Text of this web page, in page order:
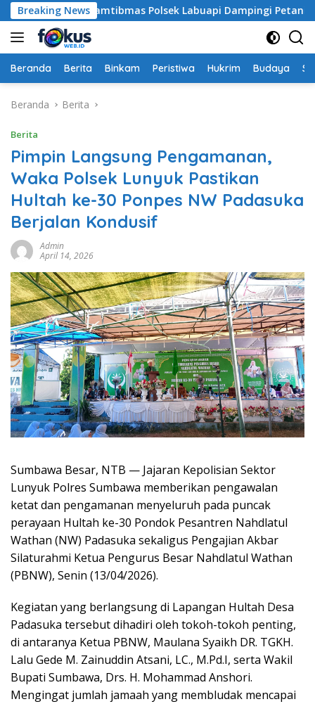
Langsung
ke
konten
Breaking News
Bhabinkamtibmas Polsek Labuapi Dampingi Petani Kuranji
Beranda Berita Binkam Peristiwa Hukrim Budaya
Beranda Berita
Berita
Pimpin Langsung Pengamanan,
Waka Polsek Lunyuk Pastikan
Hultah ke-30 Ponpes NW Padasuka
Berjalan Kondusif
Admin
April 14, 2026
Sumbawa Besar, NTB — Jajaran Kepolisian Sektor
Lunyuk Polres Sumbawa memberikan pengawalan
ketat dan pengamanan menyeluruh pada puncak
perayaan Hultah ke-30 Pondok Pesantren Nahdlatul
Wathan (NW) Padasuka sekaligus Pengajian Akbar
Silaturahmi Ketua Pengurus Besar Nahdlatul Wathan
(PBNW), Senin (13/04/2026).
Kegiatan yang berlangsung di Lapangan Hultah Desa
Padasuka tersebut dihadiri oleh tokoh-tokoh penting,
di antaranya Ketua PBNW, Maulana Syaikh DR. TGKH.
Lalu Gede M. Zainuddin Atsani, LC., M.Pd.I, serta Wakil
Bupati Sumbawa, Drs. H. Mohammad Anshori.
Mengingat jumlah jamaah yang membludak mencapai